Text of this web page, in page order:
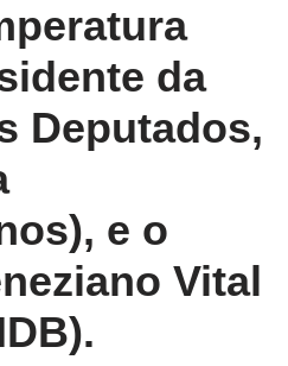
da
Deputados,
e o
Vital